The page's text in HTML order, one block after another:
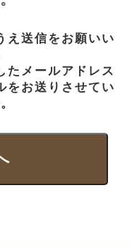
え送信をお願いい
たメールアドレス
をお送りさせてい